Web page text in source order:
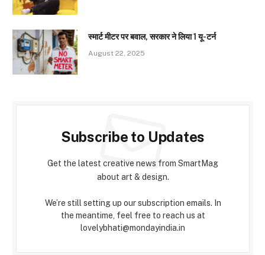
स्मार्ट मीटर पर बवाल, सरकार ने लिया 1 यू-टर्न
August 22, 2025
Subscribe to Updates
Get the latest creative news from SmartMag
about art & design.
We’re still setting up our subscription emails. In
the meantime, feel free to reach us at
lovelybhati@mondayindia.in